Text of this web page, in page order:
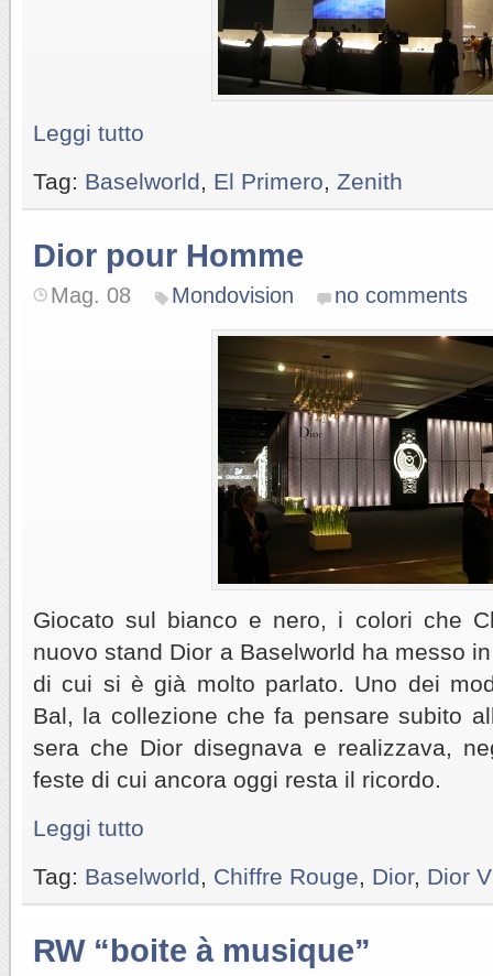
Leggi tutto
Tag: Baselworld El Primero Zenith
Dior pour Homme
Mag. 08 Mondovision no comments
Giocato sul bianco e nero, i colori che
nuovo stand Dior a Baselworld ha messo
di cui si è già molto parlato. Uno dei
Bal, la collezione che fa pensare subito
sera che Dior disegnava e realizzava,
feste di cui ancora oggi resta il ricordo.
Leggi tutto
Tag: Baselworld Chiffre Rouge Dior, Dior
RW “boite à musique”